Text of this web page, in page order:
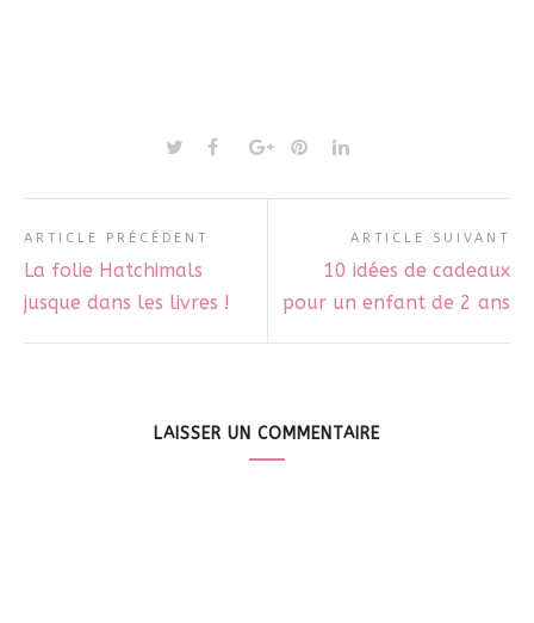
ARTICLE PRÉCÉDENT
La folie Hatchimals
jusque dans les livres !
ARTICLE SUIVANT
10 idées de cadeaux
pour un enfant de 2 ans
LAISSER UN COMMENTAIRE